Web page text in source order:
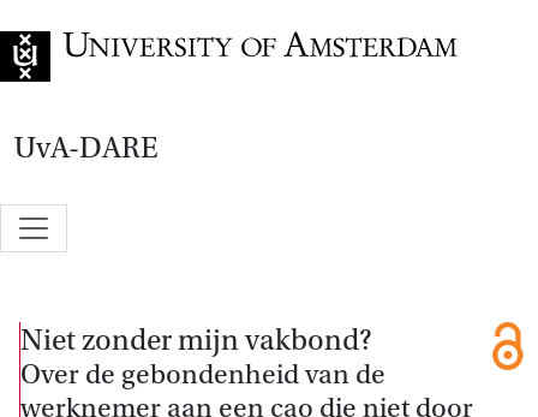
UvA-DARE
Niet zonder mijn vakbond?
Over de gebondenheid van de
werknemer aan een cao die niet door